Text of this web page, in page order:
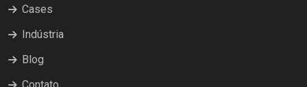
Cases
Indústria
Blog